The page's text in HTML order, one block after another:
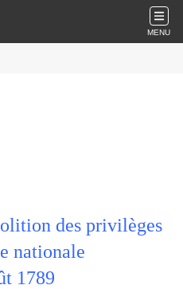
MENU
des privilèges
nationale
1789